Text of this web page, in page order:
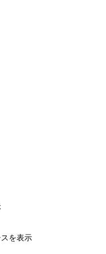
を表示